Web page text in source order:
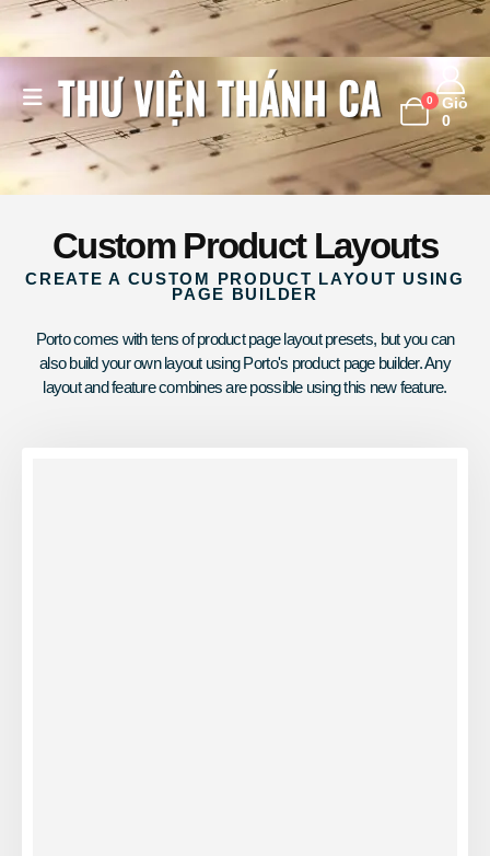
0
Giỏ
0
Custom Product Layouts
CREATE A CUSTOM PRODUCT LAYOUT USING
PAGE BUILDER
Porto comes with tens of product page layout presets, but you can
also build your own layout using Porto's product page builder. Any
layout and feature combines are possible using this new feature.